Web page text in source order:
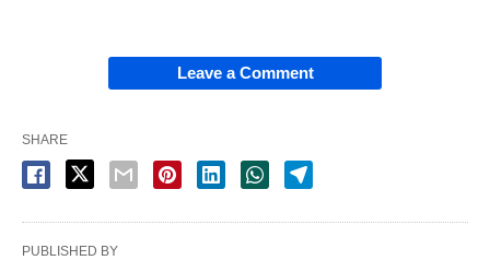
Leave a Comment
SHARE
PUBLISHED BY